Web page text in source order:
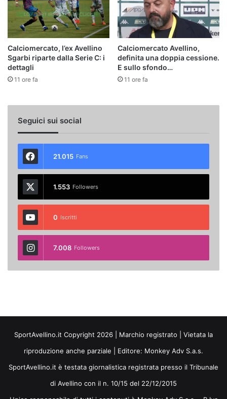
Calciomercato, l’ex Avellino
Sgarbi riparte dalla Serie C: i
dettagli
11 ore fa
Calciomercato Avellino,
definita una doppia cessione.
E sullo sfondo…
11 ore fa
Seguici sui social
21.015 Fans
1.553 Followers
0 Iscritti
7.008 Followers
SportAvellino.it Copyright 2026 | Marchio registrato | Vietata la
riproduzione anche parziale | Editore: Monkey Adv S.a.s.
SportAvellino.it è testata giornalistica registrata presso il Tribunale
di Avellino con il n. 10/15 del 22/12/2015